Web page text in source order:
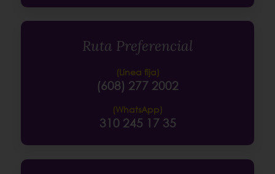
Ruta Preferencial
(Línea fija)
(608) 277 2002
(WhatsApp)
310 245 17 35